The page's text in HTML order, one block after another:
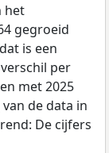
het
gegroeid
is een
per
met 2025
de data in
De cijfers